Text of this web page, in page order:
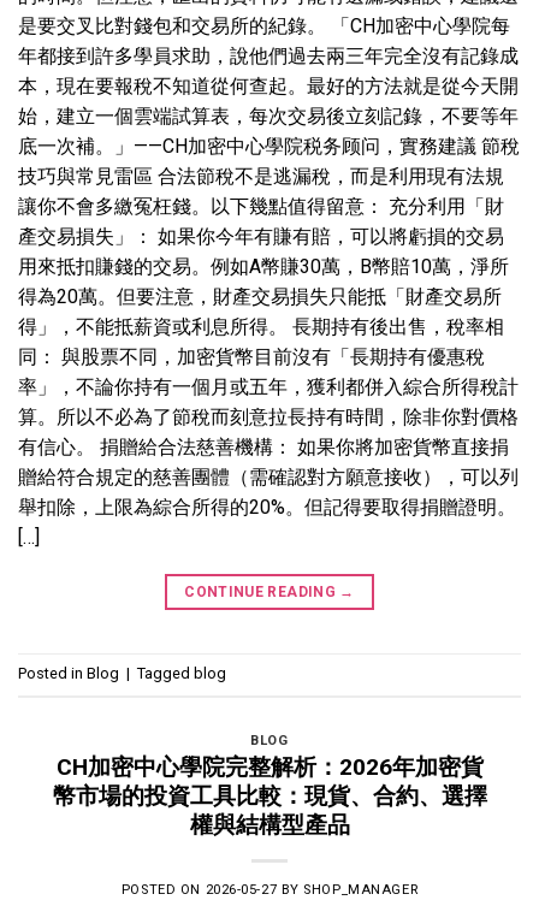
是要交叉比對錢包和交易所的紀錄。 「CH加密中心學院每
年都接到許多學員求助，說他們過去兩三年完全沒有記錄成
本，現在要報稅不知道從何查起。最好的方法就是從今天開
始，建立一個雲端試算表，每次交易後立刻記錄，不要等年
底一次補。」——CH加密中心學院税务顾问，實務建議 節稅
技巧與常見雷區 合法節稅不是逃漏稅，而是利用現有法規
讓你不會多繳冤枉錢。以下幾點值得留意： 充分利用「財
產交易損失」： 如果你今年有賺有賠，可以將虧損的交易
用來抵扣賺錢的交易。例如A幣賺30萬，B幣賠10萬，淨所
得為20萬。但要注意，財產交易損失只能抵「財產交易所
得」，不能抵薪資或利息所得。 長期持有後出售，稅率相
同： 與股票不同，加密貨幣目前沒有「長期持有優惠稅
率」，不論你持有一個月或五年，獲利都併入綜合所得稅計
算。所以不必為了節稅而刻意拉長持有時間，除非你對價格
有信心。 捐贈給合法慈善機構： 如果你將加密貨幣直接捐
贈給符合規定的慈善團體（需確認對方願意接收），可以列
舉扣除，上限為綜合所得的20%。但記得要取得捐贈證明。
[…]
CONTINUE READING →
Posted in Blog | Tagged blog
BLOG
CH加密中心學院完整解析：2026年加密貨
幣市場的投資工具比較：現貨、合約、選擇
權與結構型產品
POSTED ON 2026-05-27 BY SHOP_MANAGER